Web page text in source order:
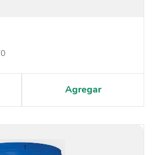
Agregar